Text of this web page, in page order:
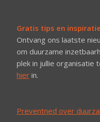
Gratis tips en inspiratie
Ontvang ons laatste
om duurzame
plek in jullie organisatie
hierin.
Preventned over